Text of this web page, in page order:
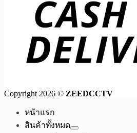
Copyright 2026 © ZEEDCCTV
หน้าแรก
สินค้าทั้งหมด